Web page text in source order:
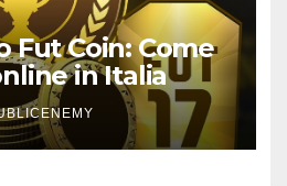
Fut Coin: Come
in Italia